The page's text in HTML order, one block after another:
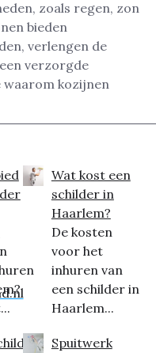
zoals regen, zon
bieden
verlengen de
verzorgde
kozijnen
Wat kost een
schilder in
Haarlem?
De kosten
voor het
inhuren van
een schilder in
Haarlem...
Spuitwerk